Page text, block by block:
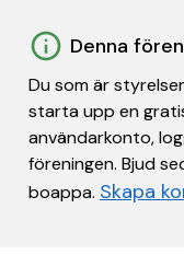
Denna
Du som är
starta upp en
användarkonto,
föreningen. Bjud
boappa. Skapa